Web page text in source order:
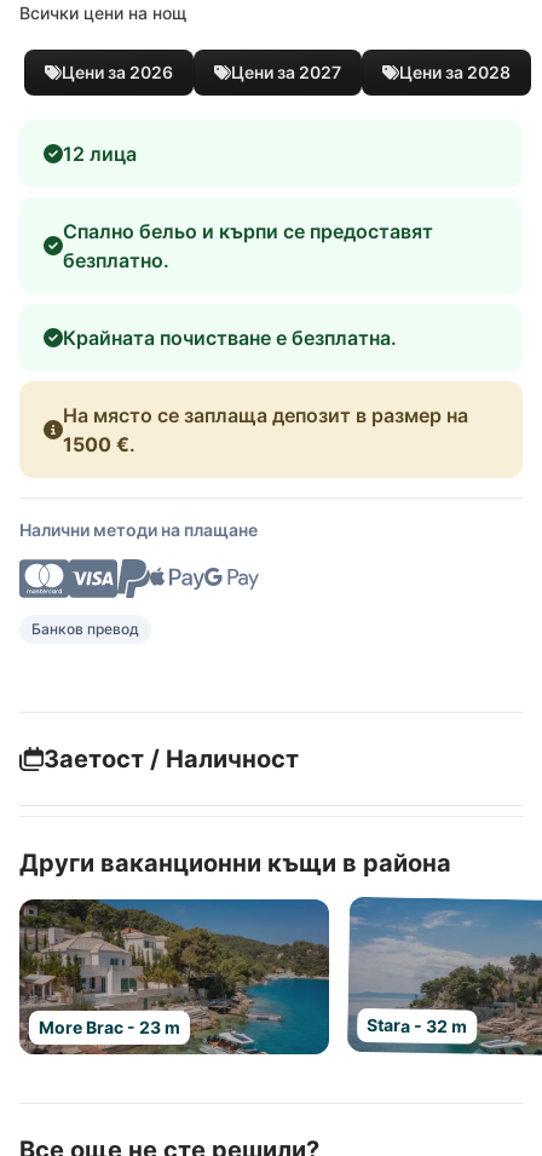
Всички цени на нощ
Цени за 2026 Цени за 2027 Цени за 2028
12 лица
Спално бельо и кърпи се предоставят
безплатно.
Крайната почистване е безплатна.
На място се заплаща депозит в размер на
1500 €.
Налични методи на плащане
Банков превод
Заетост / Наличност
Други ваканционни къщи в района
More Brac - 23 m Stara - 32 m
Все още не сте решили?